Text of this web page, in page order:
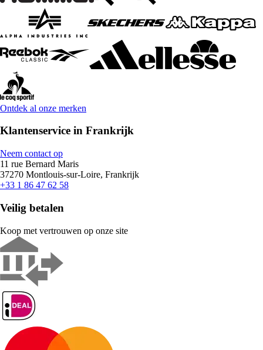
Ontdek al onze merken
Klantenservice in Frankrijk
Neem contact op
11 rue Bernard Maris
37270 Montlouis-sur-Loire, Frankrijk
+33 1 86 47 62 58
Veilig betalen
Koop met vertrouwen op onze site